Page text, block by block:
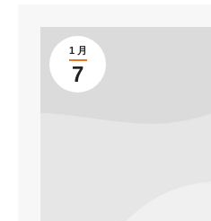
1 月
7